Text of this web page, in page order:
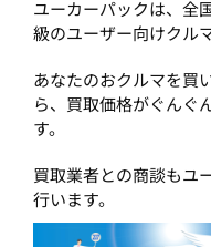
ユーカーパックは、全
級のユーザー向けクル
あなたのおクルマを買
ら、買取価格がぐんぐ
す。
買取業者との商談もユ
行います。